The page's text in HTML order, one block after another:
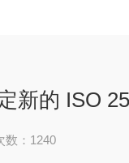
新的 ISO
数：1240